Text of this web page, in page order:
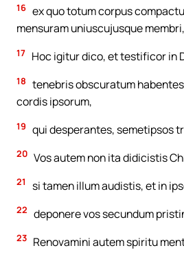
16 ex quo totum corpus
mensuram uniuscujusque
17 Hoc igitur dico, et testificor in
18 tenebris obscuratum
cordis ipsorum,
19 qui desperantes, semetipsos
20 Vos autem non ita didicistis
21 si tamen illum audistis, et in
22 deponere vos secundum
23 Renovamini autem spiritu